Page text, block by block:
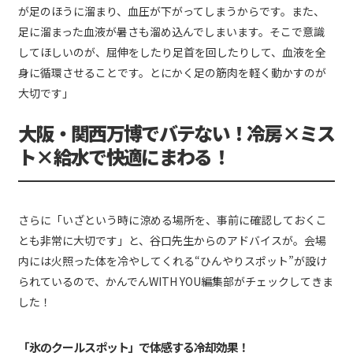
が足のほうに溜まり、血圧が下がってしまうからです。また、
足に溜まった血液が暑さも溜め込んでしまいます。そこで意識
してほしいのが、屈伸をしたり足首を回したりして、血液を全
身に循環させることです。とにかく足の筋肉を軽く動かすのが
大切です」
大阪・関西万博でバテない！冷房×ミス
ト×給水で快適にまわる！
さらに「いざという時に涼める場所を、事前に確認しておくこ
とも非常に大切です」と、谷口先生からのアドバイスが。会場
内には火照った体を冷やしてくれる“ひんやりスポット”が設け
られているので、かんでんWITH YOU編集部がチェックしてきま
した！
「氷のクールスポット」で体感する冷却効果！